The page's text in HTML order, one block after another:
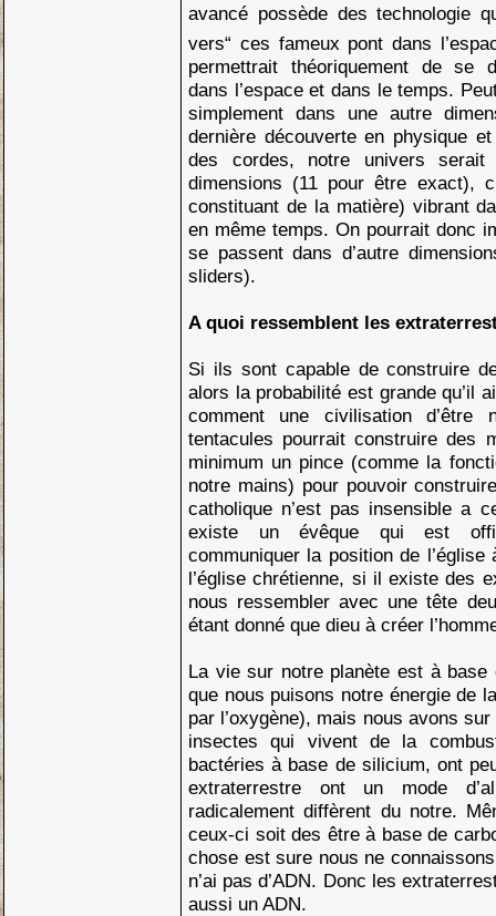
avancé possède des technologie
vers“ ces fameux pont dans
permettrait théoriquement de se
dans l’espace et dans le temps.
simplement dans une autre
dernière découverte en physique
des cordes, notre univers serait
dimensions (11 pour être exact),
constituant de la matière) vibrant
en même temps. On pourrait donc
se passent dans d’autre
sliders).
A quoi ressemblent les
Si ils sont capable de construire
alors la probabilité est grande qu’il
comment une civilisation d’être
tentacules pourrait construire des
minimum un pince (comme la
notre mains) pour pouvoir
catholique n’est pas insensible a
existe un évêque qui est
communiquer la position de
l’église chrétienne, si il existe des
nous ressembler avec une tête
étant donné que dieu à créer
La vie sur notre planète est à base
que nous puisons notre énergie de
par l’oxygène), mais nous avons
insectes qui vivent de la
bactéries à base de silicium, ont
extraterrestre ont un mode
radicalement diffèrent du notre.
ceux-ci soit des être à base de
chose est sure nous ne
n’ai pas d’ADN. Donc les
aussi un ADN.